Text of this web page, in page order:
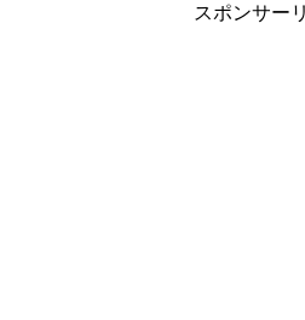
スポンサー